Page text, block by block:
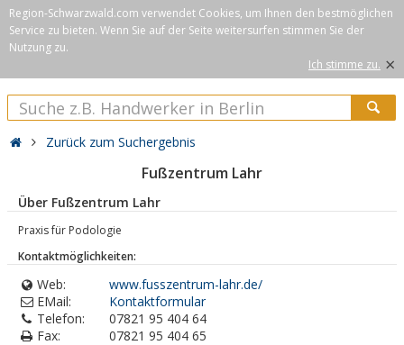
Region-Schwarzwald.com verwendet Cookies, um Ihnen den bestmöglichen
Service zu bieten. Wenn Sie auf der Seite weitersurfen stimmen Sie der
Nutzung zu.
Ich stimme zu. ×
Zurück zum Suchergebnis
Fußzentrum Lahr
Über Fußzentrum Lahr
Praxis für Podologie
Kontaktmöglichkeiten:
Web:
www.fusszentrum-lahr.de/
EMail:
Kontaktformular
Telefon:
07821 95 404 64
Fax:
07821 95 404 65